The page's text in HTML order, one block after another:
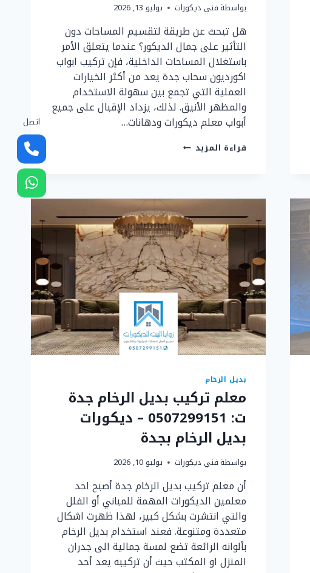
بواسطة فني ديكورات يوليو 13, 2026
هل تبحث عن طريقة لتقسيم المساحات دون
التأثير على جمال الديكور؟ عندما يتعلق الأمر
باستغلال المساحات الداخلية، فإن تركيب ابواب
اكورديون سحاب جدة يعد من أكثر الخيارات
العملية التي تجمع بين سهولة الاستخدام
والمظهر الأنيق. لذلك، يزداد الإقبال على جميع
أبواب معلم ديكورات ودهانات…
قراءة المزيد تركيب
ت:
0507299151
–
معلم
ابواب
اكورديون
سحاب
بجدة
بديل الرخام
معلم تركيب بديل الرخام جدة
ت: 0507299151 – ديكورات
بديل الرخام بجدة
بواسطة فني ديكورات يوليو 10, 2026
أن معلم تركيب بديل الرخام جدة أصبح احد
معلمين الديكورات المهمة للمباني أو الفلل
والتي انتشرت بشكل كبير، لهذا ظهرت اشكال
متعددة ومتنوعة. فعند استخدام بديل الرخام
بألوانه الرائعة تضع لمسة جمالية الى جدران
المنزل او المكتب حيث أن تركيبه يعد أحد
اتصل